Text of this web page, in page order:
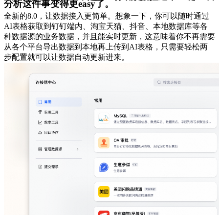
分析这件事变得更easy了。
全新的8.0，让数据接入更简单。想象一下，你可以随时通过
AI表格获取到钉钉端内、淘宝天猫、抖音、本地数据库等各
种数据源的业务数据，并且能实时更新，这意味着你不再需要
从各个平台导出数据到本地再上传到AI表格，只需要轻松两
步配置就可以让数据自动更新进来。